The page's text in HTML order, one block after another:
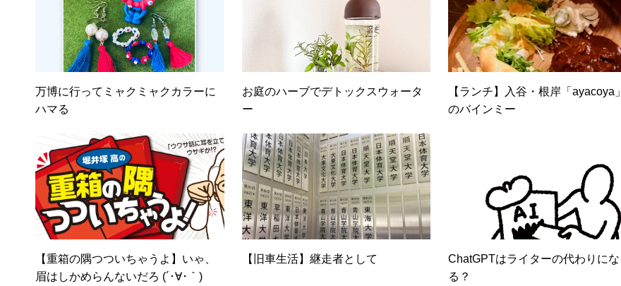
万博に行ってミャクミャクカラーに
ハマる
お庭のハーブでデトックスウォータ
ー
【ランチ】入谷・根岸「ayacoya」
のバインミー
【重箱の隅つついちゃうよ】いゃ、
眉はしかめらんないだろ (´･∀･｀)
【旧車生活】継走者として
ChatGPTはライターの代わりにな
る？